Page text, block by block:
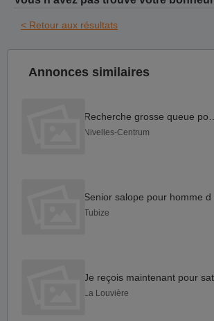
< Retour aux résultats
Annonces similaires
Nivelles-Centrum
Tubize
La Louvière